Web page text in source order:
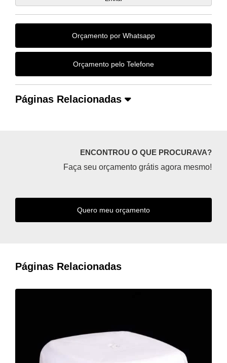
Orçamento por Whatsapp
Orçamento pelo Telefone
Páginas Relacionadas
ENCONTROU O QUE PROCURAVA?
Faça seu orçamento grátis agora mesmo!
Quero meu orçamento
Páginas Relacionadas